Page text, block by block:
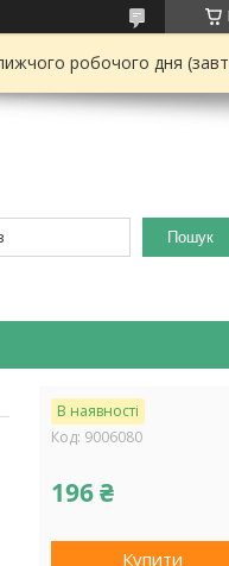
робочого дня
Пошук
В наявності
Код: 9006080
196 ₴
Купити